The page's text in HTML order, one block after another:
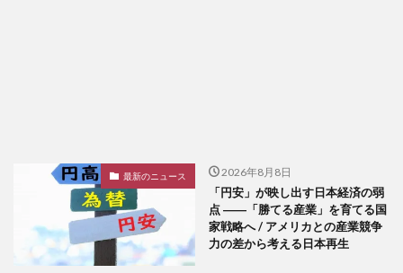
最新のニュース 2026年8月8日
「円安」が映し出す日本経済の弱
点 ――「勝てる産業」を育てる国
家戦略へ / アメリカとの産業競争
力の差から考える日本再生